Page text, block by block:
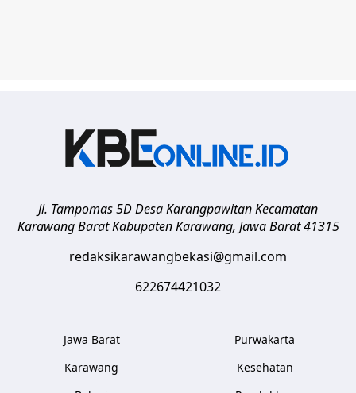
Jl. Tampomas 5D Desa Karangpawitan Kecamatan
Karawang Barat Kabupaten Karawang, Jawa Barat 41315
redaksikarawangbekasi@gmail.com
622674421032
Jawa Barat
Karawang
Purwakarta
Kesehatan